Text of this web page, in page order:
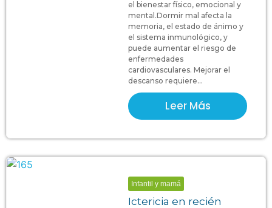
el bienestar físico, emocional y
mental.Dormir mal afecta la
memoria, el estado de ánimo y
el sistema inmunológico, y
puede aumentar el riesgo de
enfermedades
cardiovasculares. Mejorar el
descanso requiere...
Leer Más
Infantil y mamá
Ictericia en recién